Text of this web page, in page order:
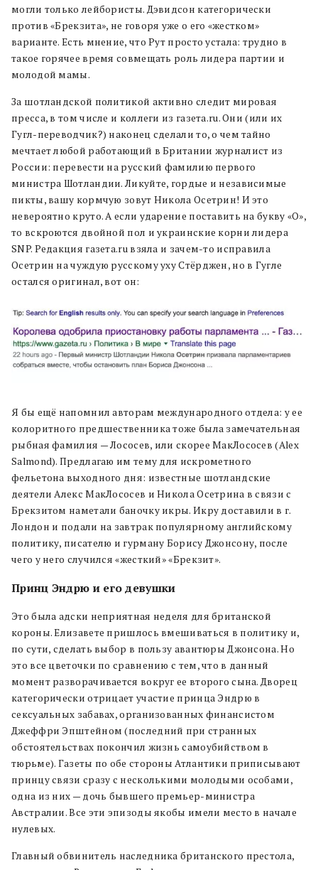
могли только лейбористы. Дэвидсон категорически
против «Брекзита», не говоря уже о его «жестком»
варианте. Есть мнение, что Рут просто устала: трудно в
такое горячее время совмещать роль лидера партии и
молодой мамы.
За шотландской политикой активно следит мировая
пресса, в том числе и коллеги из газета.ru. Они (или их
Гугл-переводчик?) наконец сделали то, о чем тайно
мечтает любой работающий в Британии журналист из
России: перевести на русский фамилию первого
министра Шотландии. Ликуйте, гордые и независимые
пикты, вашу кормчую зовут Никола Осетрин! И это
невероятно круто. А если ударение поставить на букву «О»,
то вскроются двойной пол и украинские корни лидера
SNP. Редакция газета.ru взяла и зачем-то исправила
Осетрин на чуждую русскому уху Стёрджен, но в Гугле
остался оригинал, вот он:
Я бы ещё напомнил авторам международного отдела: у ее
колоритного предшественника тоже была замечательная
рыбная фамилия — Лососев, или скорее МакЛососев (Alex
Salmond). Предлагаю им тему для искрометного
фельетона выходного дня: известные шотландские
деятели Алекс МакЛососев и Никола Осетрина в связи с
Брекзитом наметали баночку икры. Икру доставили в г.
Лондон и подали на завтрак популярному английскому
политику, писателю и гурману Борису Джонсону, после
чего у него случился «жесткий» «Брекзит».
Принц Эндрю и его девушки
Это была адски неприятная неделя для британской
короны. Елизавете пришлось вмешиваться в политику и,
по сути, сделать выбор в пользу авантюры Джонсона. Но
это все цветочки по сравнению с тем, что в данный
момент разворачивается вокруг ее второго сына. Дворец
категорически отрицает участие принца Эндрю в
сексуальных забавах, организованных финансистом
Джеффри Эпштейном (последний при странных
обстоятельствах покончил жизнь самоубийством в
тюрьме). Газеты по обе стороны Атлантики приписывают
принцу связи сразу с несколькими молодыми особами,
одна из них — дочь бывшего премьер-министра
Австралии. Все эти эпизоды якобы имели место в начале
нулевых.
Главный обвинитель наследника британского престола,